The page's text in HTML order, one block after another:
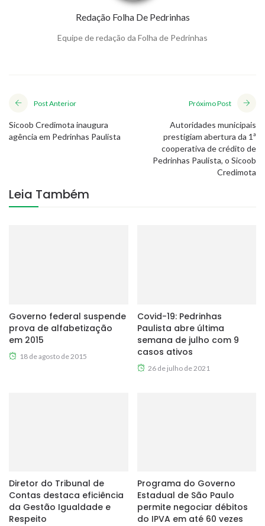
Redação Folha De Pedrinhas
Equipe de redação da Folha de Pedrinhas
Post Anterior
Sicoob Credimota inaugura
agência em Pedrinhas Paulista
Próximo Post
Autoridades municipais
prestigiam abertura da 1ª
cooperativa de crédito de
Pedrinhas Paulista, o Sicoob
Credimota
Leia Também
Governo federal suspende
prova de alfabetização
em 2015
18 de agosto de 2015
Covid-19: Pedrinhas
Paulista abre última
semana de julho com 9
casos ativos
26 de julho de 2021
Diretor do Tribunal de
Contas destaca eficiência
da Gestão Igualdade e
Respeito
Programa do Governo
Estadual de São Paulo
permite negociar débitos
do IPVA em até 60 vezes